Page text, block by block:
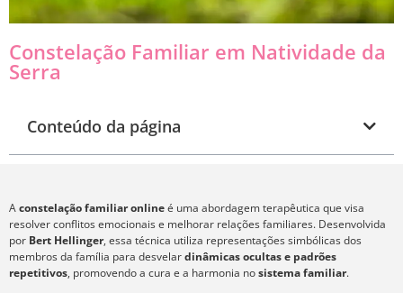
Constelação Familiar em Natividade da
Serra
Conteúdo da página
Aconstelação familiar onlineé uma abordagem terapêutica que visa
resolver conflitos emocionais e melhorar relações familiares. Desenvolvida
por Bert Hellinger, essa técnica utiliza representações simbólicas dos
membros da família para desvelardinâmicas ocultas e padrões
repetitivos, promovendo a cura e a harmonia nosistema familiar.